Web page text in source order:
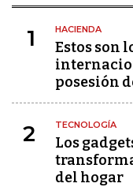
1 HACIENDA
Estos son
posesión
2 TECNOLOGÍA
Los
del hogar